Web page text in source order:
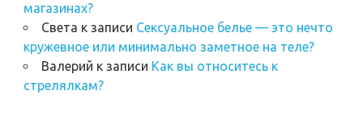
магазинах?
Света к записи Сексуальное белье — это нечто
кружевное или минимально заметное на теле?
Валерий к записи Как вы относитесь к
стрелялкам?